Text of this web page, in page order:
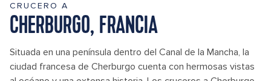
CRUCERO A
CHERBURGO, FRANCIA
Situada en una península dentro del Canal de la Mancha, la
ciudad francesa de Cherburgo cuenta con hermosas vistas